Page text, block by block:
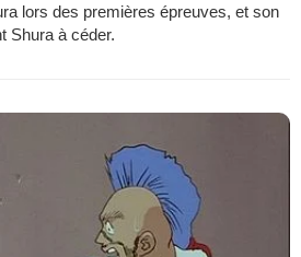
lors des premières épreuves, et son
Shura à céder.